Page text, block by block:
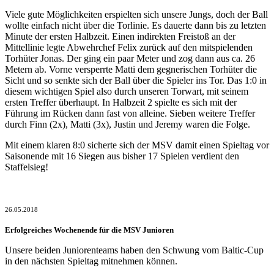
Viele gute Möglichkeiten erspielten sich unsere Jungs, doch der Ball
wollte einfach nicht über die Torlinie. Es dauerte dann bis zu letzten
Minute der ersten Halbzeit. Einen indirekten Freistoß an der
Mittellinie legte Abwehrchef Felix zurück auf den mitspielenden
Torhüter Jonas. Der ging ein paar Meter und zog dann aus ca. 26
Metern ab. Vorne versperrte Matti dem gegnerischen Torhüter die
Sicht und so senkte sich der Ball über die Spieler ins Tor. Das 1:0 in
diesem wichtigen Spiel also durch unseren Torwart, mit seinem
ersten Treffer überhaupt. In Halbzeit 2 spielte es sich mit der
Führung im Rücken dann fast von alleine. Sieben weitere Treffer
durch Finn (2x), Matti (3x), Justin und Jeremy waren die Folge.
Mit einem klaren 8:0 sicherte sich der MSV damit einen Spieltag vor
Saisonende mit 16 Siegen aus bisher 17 Spielen verdient den
Staffelsieg!
26.05.2018
Erfolgreiches Wochenende für die MSV Junioren
Unsere beiden Juniorenteams haben den Schwung vom Baltic-Cup
in den nächsten Spieltag mitnehmen können.